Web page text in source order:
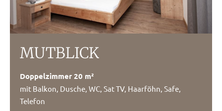
MUTBLICK
Doppelzimmer 20 m²
mit Balkon, Dusche, WC, Sat TV, Haarföhn, Safe,
Telefon